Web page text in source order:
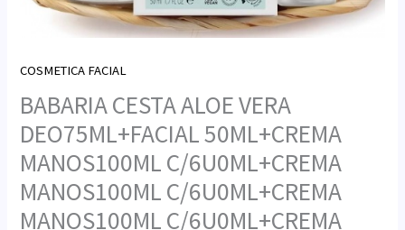
COSMETICA FACIAL
BABARIA CESTA ALOE VERA
DEO75ML+FACIAL 50ML+CREMA
MANOS100ML C/6U0ML+CREMA
MANOS100ML C/6U0ML+CREMA
MANOS100ML C/6U0ML+CREMA